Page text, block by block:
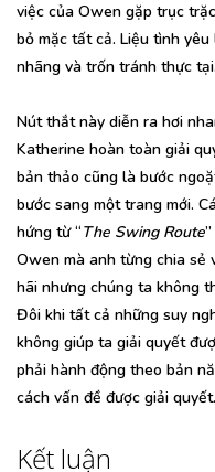
việc của Owen gặp trục
bỏ mặc tất cả. Liệu tình
nhãng và trốn tránh thực tại.
Nút thắt này diễn ra hơi
Katherine hoàn toàn giải
bản thảo cũng là bước
bước sang một trang mới.
hứng từ “The Swing Route
Owen mà anh từng chia sẻ
hãi nhưng chúng ta không
Đôi khi tất cả những suy
không giúp ta giải quyết
phải hành động theo bản
cách vấn đề được giải quyết.
Kết luận